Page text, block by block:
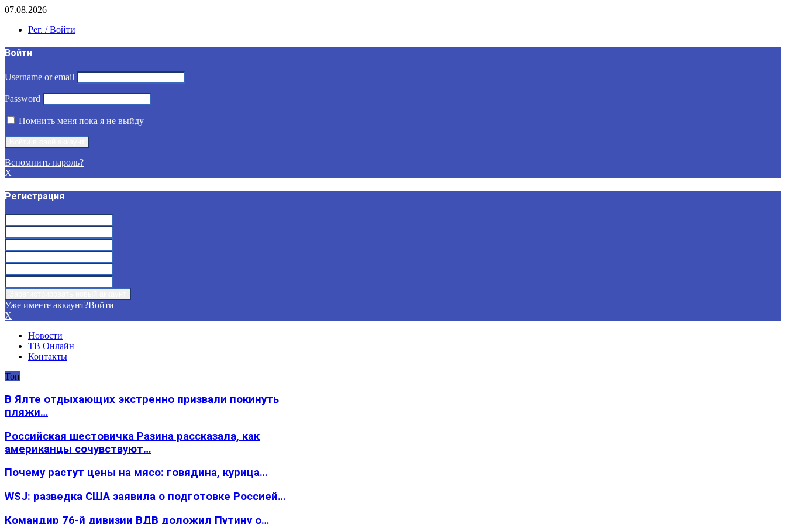
07.08.2026
Рег. / Войти
Войти
Username or email
Password
Помнить меня пока я не выйду
Вспомнить пароль?
X
Регистрация
Уже имеете аккаунт?Войти
X
Новости
ТВ Онлайн
Контакты
Топ
В Ялте отдыхающих экстренно призвали покинуть
пляжи…
Российская шестовичка Разина рассказала, как
американцы сочувствуют…
Почему растут цены на мясо: говядина, курица…
WSJ: разведка США заявила о подготовке Россией…
Командир 76-й дивизии ВДВ доложил Путину о…